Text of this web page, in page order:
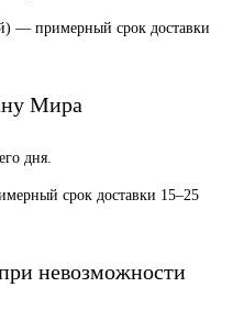
— примерный срок доставки
Мира
дня.
срок доставки 15–25
невозможности